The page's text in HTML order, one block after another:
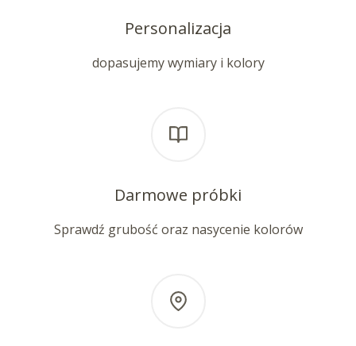
Personalizacja
dopasujemy wymiary i kolory
Darmowe próbki
Sprawdź grubość oraz nasycenie kolorów